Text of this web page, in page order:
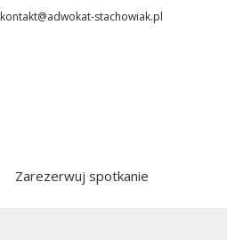
kontakt@adwokat-stachowiak.pl
Zarezerwuj spotkanie